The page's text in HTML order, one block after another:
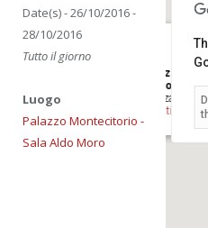
Palazzo
Moro
Piazza di
Eventi
Date(s) - 26/10/2016 -
28/10/2016
Tutto il giorno
Luogo
Palazzo Montecitorio -
Sala Aldo Moro